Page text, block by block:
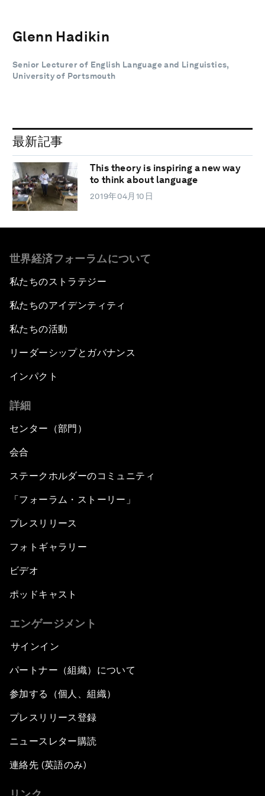
Glenn Hadikin
Senior Lecturer of English Language and Linguistics,
University of Portsmouth
最新記事
This theory is inspiring a new way
to think about language
2019年04月10日
世界経済フォーラムについて
私たちのストラテジー
私たちのアイデンティティ
私たちの活動
リーダーシップとガバナンス
インパクト
詳細
センター（部門）
会合
ステークホルダーのコミュニティ
「フォーラム・ストーリー」
プレスリリース
フォトギャラリー
ビデオ
ポッドキャスト
エンゲージメント
サインイン
パートナー（組織）について
参加する（個人、組織）
プレスリリース登録
ニュースレター購読
連絡先 (英語のみ)